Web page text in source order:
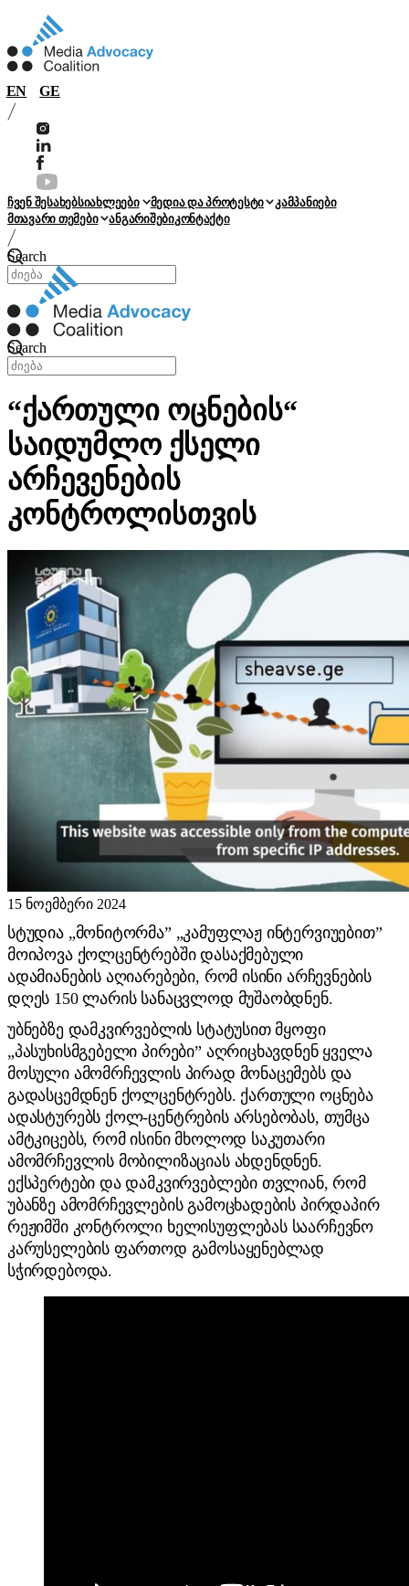
EN GE
ჩვენ შესახებსიახლეები მედია და პროტესტი
კამპანიები
მთავარი თემები
ანგარიშებიკონტაქტი
Search
Search
“ქართული ოცნების“
საიდუმლო ქსელი
არჩევენების
კონტროლისთვის
15 ნოემბერი 2024
სტუდია „მონიტორმა” „კამუფლაჟ ინტერვიუებით”
მოიპოვა ქოლცენტრებში დასაქმებული
ადამიანების აღიარებები, რომ ისინი არჩევნების
დღეს 150 ლარის სანაცვლოდ მუშაობდნენ.
უბნებზე დამკვირვებლის სტატუსით მყოფი
„პასუხისმგებელი პირები” აღრიცხავდნენ ყველა
მოსული ამომრჩევლის პირად მონაცემებს და
გადასცემდნენ ქოლცენტრებს. ქართული ოცნება
ადასტურებს ქოლ-ცენტრების არსებობას, თუმცა
ამტკიცებს, რომ ისინი მხოლოდ საკუთარი
ამომრჩევლის მობილიზაციას ახდენდნენ.
ექსპერტები და დამკვირვებლები თვლიან, რომ
უბანზე ამომრჩევლების გამოცხადების პირდაპირ
რეჟიმში კონტროლი ხელისუფლებას საარჩევნო
კარუსელების ფართოდ გამოსაყენებლად
სჭირდებოდა.​​​​​​​​​​​​​​​​